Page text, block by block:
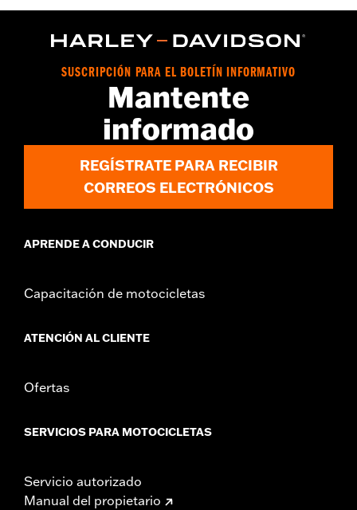
Características funcionales:Acolchado
d.com/warrantypara obtener más información
Importado
SUSCRIPCIÓN PARA EL BOLETÍN INFORMATIVO
Mantente
informado
REGÍSTRATE PARA RECIBIR
CORREOS ELECTRÓNICOS
APRENDE A CONDUCIR
Capacitación de motocicletas
ATENCIÓN AL CLIENTE
Ofertas
SERVICIOS PARA MOTOCICLETAS
Servicio autorizado
Manual del propietario